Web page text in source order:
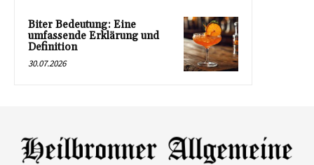
Biter Bedeutung: Eine
umfassende Erklärung und
Definition
30.07.2026